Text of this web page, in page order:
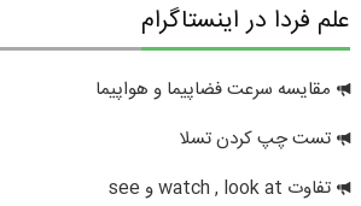
علم فردا در اینستاگرام
مقایسه سرعت فضاپیما و هواپیما
تست چپ کردن تسلا
تفاوت watch , look at و see